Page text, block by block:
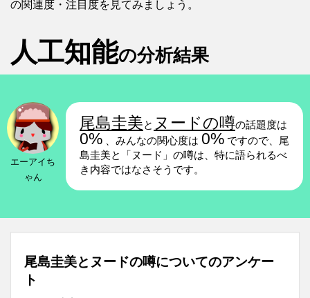
の関連度・注目度を見てみましょう。
人工知能の分析結果
エーアイち
ゃん
尾島圭美と ヌードの噂の話題度は
0% 、みんなの関心度は 0% ですので、尾
島圭美と「ヌード」の噂は、特に語られるべ
き内容ではなさそうです。
尾島圭美とヌードの噂についてのアンケー
ト